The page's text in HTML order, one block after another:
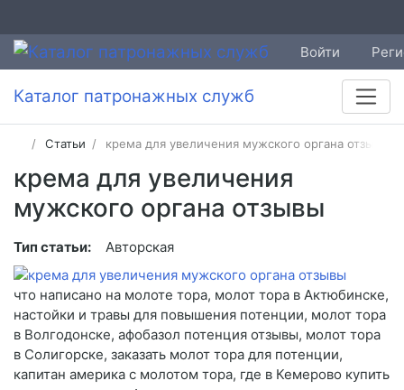
Войти
Каталог патронажных служб
Статьи крема для увеличения мужского органа отзывы
крема для увеличения
мужского органа отзывы
Тип статьи: Авторская
что написано на молоте тора, молот тора в Актюбинске,
настойки и травы для повышения потенции, молот тора
в Волгодонске, афобазол потенция отзывы, молот тора
в Солигорске, заказать молот тора для потенции,
капитан америка с молотом тора, где в Кемерово купить